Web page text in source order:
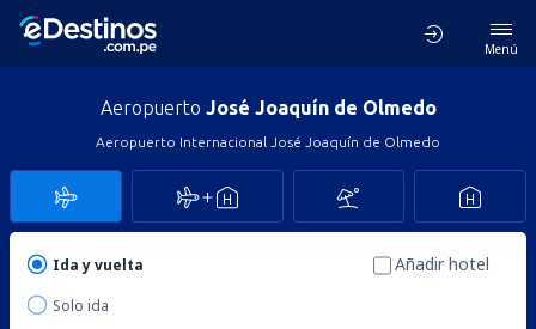
Menú
Aeropuerto José Joaquín de Olmedo
Aeropuerto Internacional José Joaquín de Olmedo
Ida y vuelta
Solo ida
Añadir hotel